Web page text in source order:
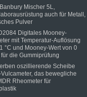
Mischer 5L,
auch für Metall,
Pulver
Digitales Mooney-
mit Temperatur-Auflösung
°C und Mooney-Wert von 0
die Gummiprüfung
oszillierende Scheibe
das bewegliche
Rheometer für